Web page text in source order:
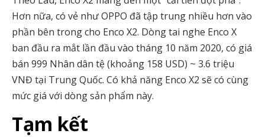
Hơn nữa, có vẻ như OPPO đã tập trung nhiều hơn vào
phần bên trong cho Enco X2. Dòng tai nghe Enco X
ban đầu ra mắt lần đầu vào tháng 10 năm 2020, có giá
bán 999 Nhân dân tệ (khoảng 158 USD) ~ 3.6 triệu
VNĐ tại Trung Quốc. Có khả năng Enco X2 sẽ có cùng
mức giá với dòng sản phẩm này.
Tạm kết